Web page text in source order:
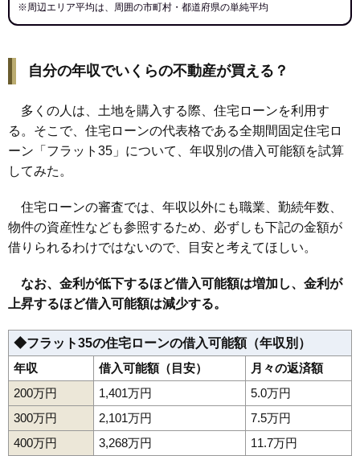
※周辺エリア平均は、周囲の市町村・都道府県の単純平均
自分の年収でいくらの不動産が買える？
多くの人は、土地を購入する際、住宅ローンを利用す
る。そこで、住宅ローンの代表格である全期間固定住宅ロ
ーン「フラット35」について、年収別の借入可能額を試算
してみた。
住宅ローンの審査では、年収以外にも職業、勤続年数、
物件の資産性なども参照するため、必ずしも下記の金額が
借りられるわけではないので、目安と考えてほしい。
なお、金利が低下するほど借入可能額は増加し、金利が
上昇するほど借入可能額は減少する。
◆フラット35の住宅ローンの借入可能額（年収別）
年収
借入可能額（目安）
月々の返済額
200万円
1,401万円
5.0万円
300万円
2,101万円
7.5万円
400万円
3,268万円 11.7万円